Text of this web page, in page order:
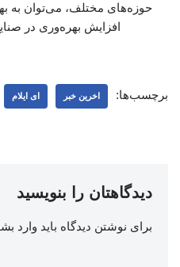
حوزه‌های مختلف، می‌توان به
افزایش بهره‌وری در
برچسب‌ها: اخرین خبر ای ایلام
دیدگاهتان را بنویسید
برای نوشتن دیدگاه باید وارد